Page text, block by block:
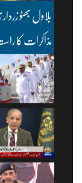
بلاول بھٹو
مذاکرات کا